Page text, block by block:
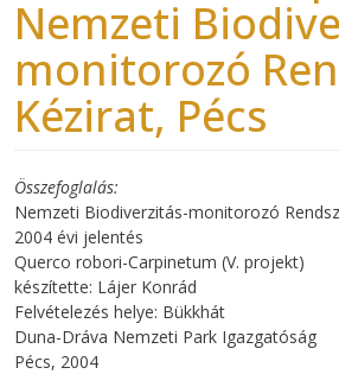
Nemzeti
monitorozó
Kézirat, Pécs
Összefoglalás
Nemzeti Biodiverzitás-monitorozó
2004 évi jelentés
Querco robori-Carpinetum (V. projekt)
készítette: Lájer Konrád
Felvételezés helye: Bükkhát
Duna-Dráva Nemzeti Park Igazgatóság
Pécs, 2004